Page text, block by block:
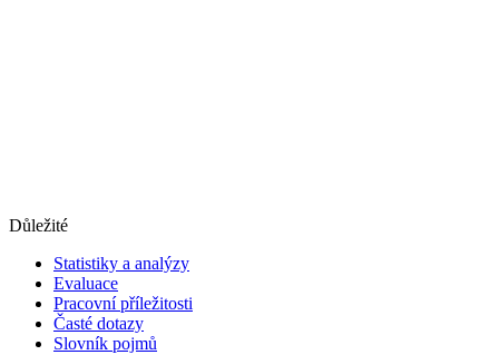
Důležité
Statistiky a analýzy
Evaluace
Pracovní příležitosti
Časté dotazy
Slovník pojmů